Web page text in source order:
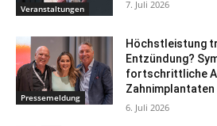
Veranstaltungen 7. Juli 2026
Pressemeldung
Höchstleistung
Entzündung?
fortschrittliche
Zahnimplantaten
6. Juli 2026